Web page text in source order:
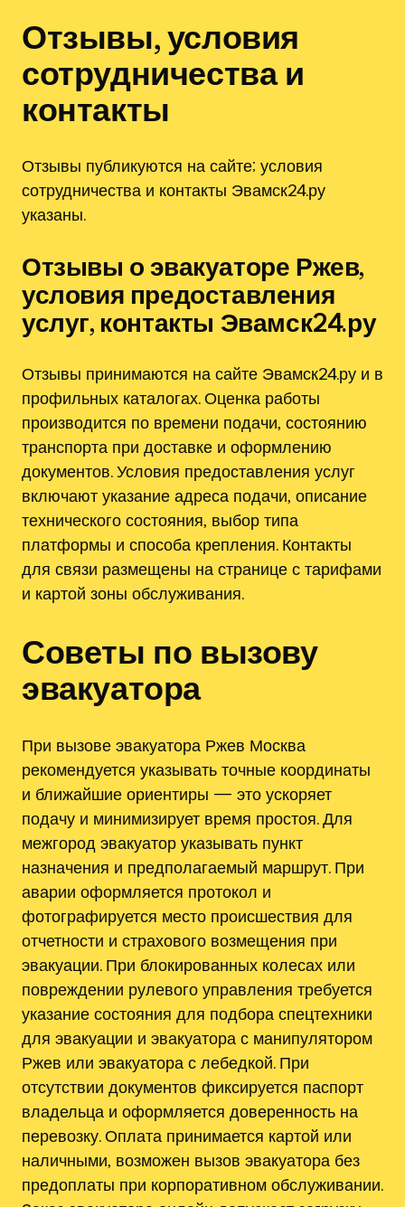
Отзывы‚ условия
сотрудничества и
контакты
Отзывы публикуются на сайте; условия
сотрудничества и контакты Эвамск24.ру
указаны.
Отзывы о эвакуаторе Ржев‚
условия предоставления
услуг‚ контакты Эвамск24.ру
Отзывы принимаются на сайте Эвамск24.ру и в
профильных каталогах. Оценка работы
производится по времени подачи‚ состоянию
транспорта при доставке и оформлению
документов. Условия предоставления услуг
включают указание адреса подачи‚ описание
технического состояния‚ выбор типа
платформы и способа крепления. Контакты
для связи размещены на странице с тарифами
и картой зоны обслуживания.
Советы по вызову
эвакуатора
При вызове эвакуатора Ржев Москва
рекомендуется указывать точные координаты
и ближайшие ориентиры — это ускоряет
подачу и минимизирует время простоя. Для
межгород эвакуатор указывать пункт
назначения и предполагаемый маршрут. При
аварии оформляется протокол и
фотографируется место происшествия для
отчетности и страхового возмещения при
эвакуации. При блокированных колесах или
повреждении рулевого управления требуется
указание состояния для подбора спецтехники
для эвакуации и эвакуатора с манипулятором
Ржев или эвакуатора с лебедкой. При
отсутствии документов фиксируется паспорт
владельца и оформляется доверенность на
перевозку. Оплата принимается картой или
наличными‚ возможен вызов эвакуатора без
предоплаты при корпоративном обслуживании.